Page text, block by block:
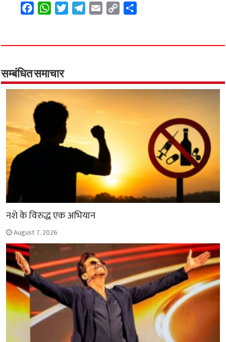
F
e
o
o
k
W
t
A
p
p
T
t
r
T
e
a
m
E
i
C
y
n
k
r
सम्बंधित समाचार
नशे के विरुद्ध एक अभियान
August 7, 2026